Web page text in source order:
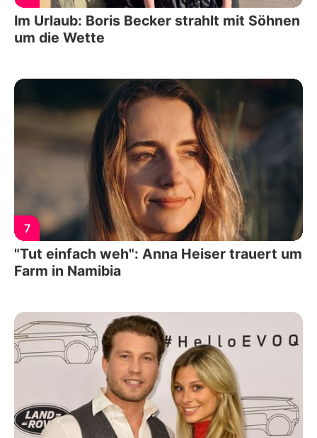
Im Urlaub: Boris Becker strahlt mit Söhnen
um die Wette
7
"Tut einfach weh": Anna Heiser trauert um
Farm in Namibia